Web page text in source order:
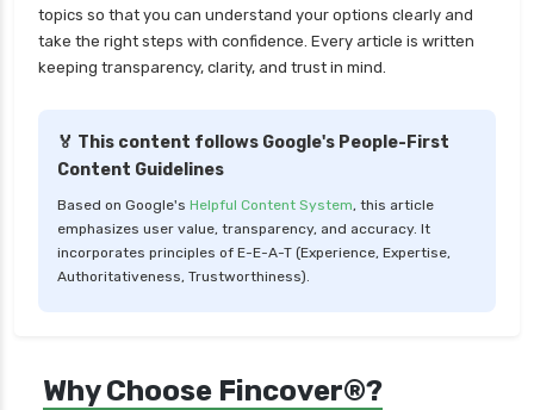
topics so that you can understand your options clearly and
take the right steps with confidence. Every article is written
keeping transparency, clarity, and trust in mind.
🏅 This content follows Google's People-First
Content Guidelines
Based on Google's Helpful Content System, this article
emphasizes user value, transparency, and accuracy. It
incorporates principles of E-E-A-T (Experience, Expertise,
Authoritativeness, Trustworthiness).
Why Choose Fincover®?